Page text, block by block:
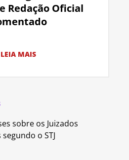
Redação Oficial
LEIA MAIS
sobre os Juizados
o STJ